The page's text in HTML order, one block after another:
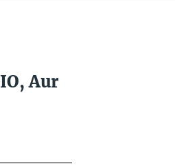
Aur